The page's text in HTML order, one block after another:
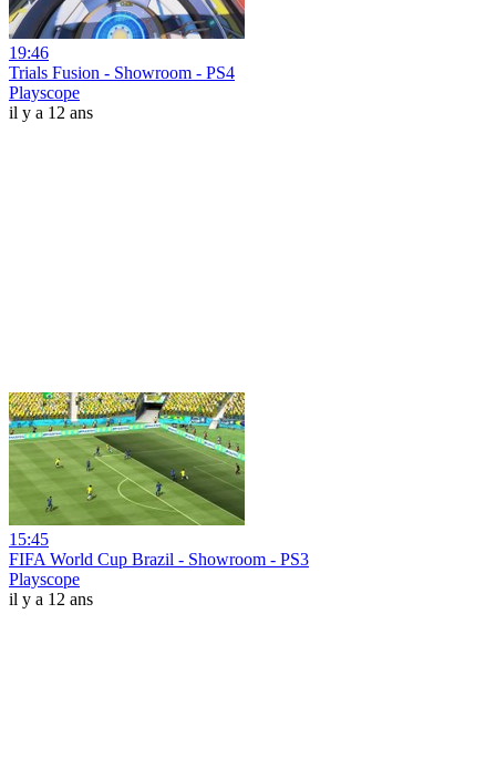
19:46
Trials Fusion - Showroom - PS4
Playscope
il y a 12 ans
15:45
FIFA World Cup Brazil - Showroom - PS3
Playscope
il y a 12 ans